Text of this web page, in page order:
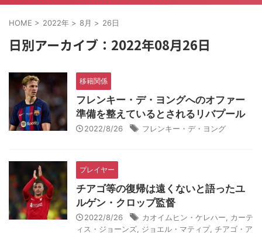
HOME > 2022年 > 8月 > 26日
日別アーカイブ：2022年08月26日
移籍関係
フレンキー・デ・ヨングへのオファー
準備を整えているとされるリバプール
2022/8/26 フレンキー・デ・ヨング
プレイヤー
チアゴ等の復帰は遠くないと語ったユ
ルゲン・クロップ監督
2022/8/26 カオイムヒン・ケレハー
カーテ
ィス・ジョーンズ ジョエル・マティプ, チアゴ・ア